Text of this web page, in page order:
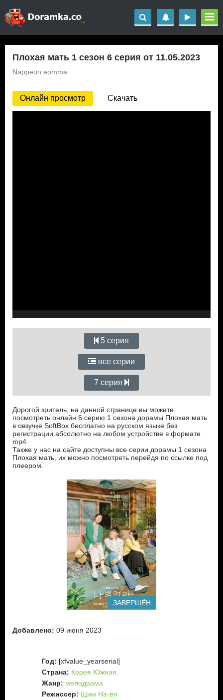
Плохая мать 1 сезон 6 серия от 11.05.2023
Nappeun eomma
Онлайн просмотр Скачать
5 серия
все серии
7 серия
Дорогой зритель, на данной странице вы можете
посмотреть онлайн 6 серию 1 сезона дорамы Плохая мать
в овзучке SoftBox бесплатно на русском языке без
регистрации абсолютно на любом устройстве в формате
mp4.
Также у нас на сайте доступны все серии дорамы 1 сезона
Плохая мать, их можно посмотреть перейдя по ссылке под
плеером.
ЗАВЕРШЁН
Добавлено: 09 июня 2023
Год: [xfvalue_yearserial]
Страна: Корея Южная
Жанр: мелодрама
Режиссер: Щим На-ён